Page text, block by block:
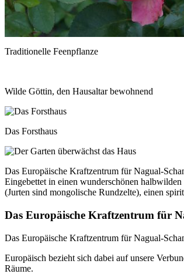
Traditionelle Feenpflanze
Wilde Göttin, den Hausaltar bewohnend
Das Forsthaus
Das Europäische Kraftzentrum für Nagual-
Eingebettet in einen wunderschönen
(Jurten sind mongolische Rundzelte), einen
Das Europäische Kraftzentrum für
Das Europäische Kraftzentrum für Nagual-
Europäisch bezieht sich dabei auf unsere
Räume.